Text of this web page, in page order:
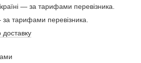
— за тарифами перевізника.
тарифами перевізника.
доставку